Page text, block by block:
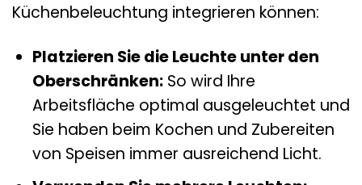
Küchenbeleuchtung integrieren können:
Platzieren Sie die Leuchte unter den
Oberschränken:So wird Ihre
Arbeitsfläche optimal ausgeleuchtet und
Sie haben beim Kochen und Zubereiten
von Speisen immer ausreichend Licht.